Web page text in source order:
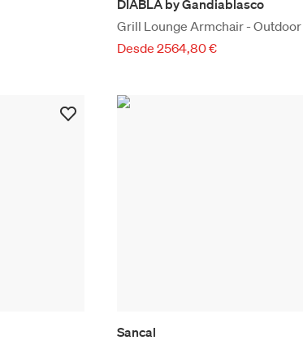
DIABLA by Gandiablasco
Grill Lounge Armchair - Outdoor
Desde 2564,80 €
Sancal